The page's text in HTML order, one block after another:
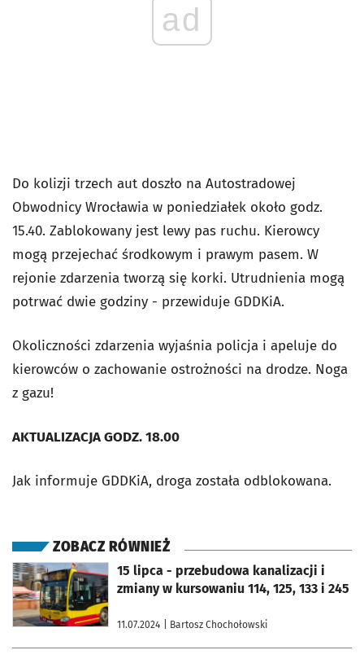
ad
Do kolizji trzech aut doszło na Autostradowej
Obwodnicy Wrocławia w poniedziałek około godz.
15.40. Zablokowany jest lewy pas ruchu. Kierowcy
mogą przejechać środkowym i prawym pasem. W
rejonie zdarzenia tworzą się korki. Utrudnienia mogą
potrwać dwie godziny - przewiduje GDDKiA.
Okoliczności zdarzenia wyjaśnia policja i apeluje do
kierowców o zachowanie ostrożności na drodze. Noga
z gazu!
AKTUALIZACJA GODZ. 18.00
Jak informuje GDDKiA, droga została odblokowana.
ZOBACZ RÓWNIEŻ
15 lipca - przebudowa kanalizacji i
zmiany w kursowaniu 114, 125, 133 i 245
11.07.2024 | Bartosz Chochołowski
otworzy się w nowej karcie